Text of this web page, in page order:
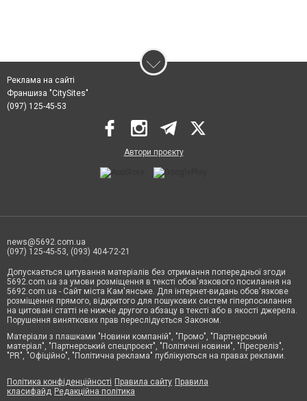
Реклама на сайті
Франшиза "CitySites"
(097) 125-45-53
Автори проєкту
news@5692.com.ua
(097) 125-45-53, (093) 404-72-21
Допускається цитування матеріалів без отримання попередньої згоди
5692.com.ua за умови розміщення в тексті обов'язкового посилання на
5692.com.ua - Сайт міста Кам'янське. Для інтернет-видань обов'язкове
розміщення прямого, відкритого для пошукових систем гіперпосилання
на цитовані статті не нижче другого абзацу в тексті або в якості джерела.
Порушення виняткових прав переслідується Законом.
Матеріали з плашками "Новини компаній", "Промо", "Партнерський
матеріал", "Партнерський спецпроєкт", "Політичні новини", "Пресреліз",
"PR", "Офіційно", "Політична реклама" публікуються на правах реклами.
Політика конфіденційності Правила сайту Правила
класифайд Редакційна політика